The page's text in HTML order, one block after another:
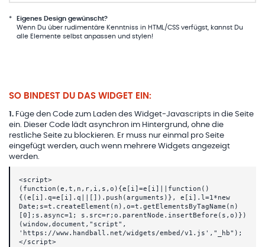
*
Eigenes Design gewünscht?
Wenn Du über rudimentäre Kenntniss in HTML/CSS verfügst, kannst Du
alle Elemente selbst anpassen und stylen!
SO BINDEST DU DAS WIDGET EIN:
1 . Füge den Code zum Laden des Widget-Javascripts in die Seite
ein. Dieser Code lädt asynchron im Hintergrund, ohne die
restliche Seite zu blockieren. Er muss nur einmal pro Seite
eingefügt werden, auch wenn mehrere Widgets angezeigt
werden.
<script>
(function(e,t,n,r,i,s,o){e[i]=e[i]||function()
{(e[i].q=e[i].q||[]).push(arguments)}, e[i].l=1*new
Date;s=t.createElement(n),o=t.getElementsByTagName(n)
[0];s.async=1; s.src=r;o.parentNode.insertBefore(s,o)})
(window,document,"script",
'https://www.handball.net/widgets/embed/v1.js',"_hb");
</script>